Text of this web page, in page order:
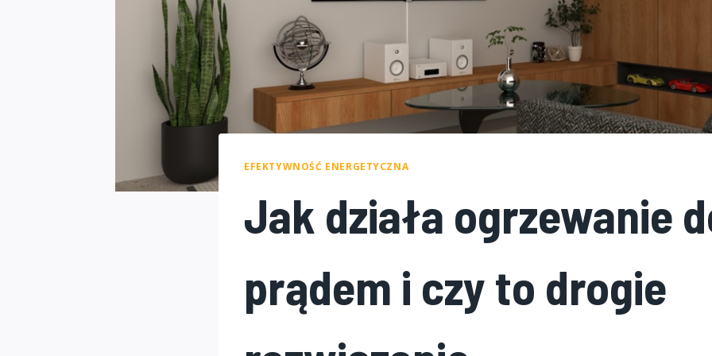
EFEKTYWNOŚĆ ENERGETYCZNA
Jak działa ogrzewanie
prądem i czy to drogie